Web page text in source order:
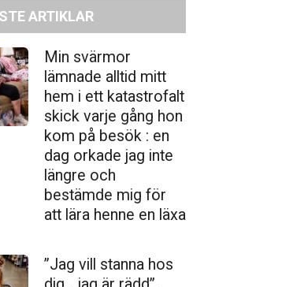
ARTIKLAR
Min svärmor
lämnade alltid mitt
hem i ett katastrofalt
skick varje gång hon
kom på besök : en
dag orkade jag inte
längre och
bestämde mig för
att lära henne en läxa
”Jag vill stanna hos